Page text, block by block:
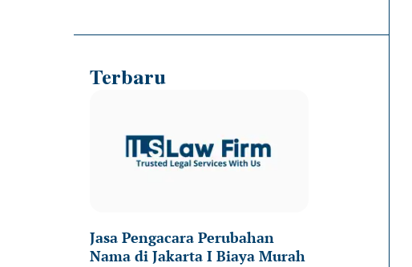
Terbaru
Jasa Pengacara Perubahan
Nama di Jakarta I Biaya Murah